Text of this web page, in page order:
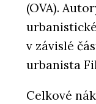
(OVA).
v závislé
urbanista
Celkové